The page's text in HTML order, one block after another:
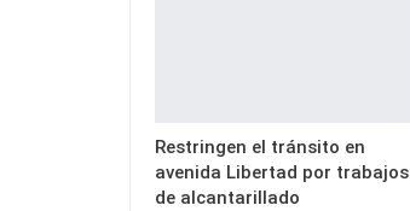
Restringen el tránsito en
avenida Libertad por trabajos
de alcantarillado